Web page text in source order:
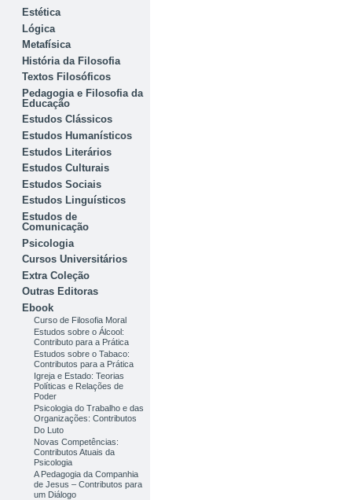
Estética
Lógica
Metafísica
História da Filosofia
Textos Filosóficos
Pedagogia e Filosofia da
Educação
Estudos Clássicos
Estudos Humanísticos
Estudos Literários
Estudos Culturais
Estudos Sociais
Estudos Linguísticos
Estudos de
Comunicação
Psicologia
Cursos Universitários
Extra Coleção
Outras Editoras
Ebook
Curso de Filosofia Moral
Estudos sobre o Álcool:
Contributo para a Prática
Estudos sobre o Tabaco:
Contributos para a Prática
Igreja e Estado: Teorias
Políticas e Relações de
Poder
Psicologia do Trabalho e das
Organizações: Contributos
Do Luto
Novas Competências:
Contributos Atuais da
Psicologia
A Pedagogia da Companhia
de Jesus – Contributos para
um Diálogo